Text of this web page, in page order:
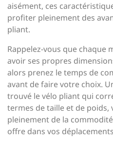
aisément, ces
profiter pleinement des
pliant.
Rappelez-vous que chaque
avoir ses propres
alors prenez le temps de
avant de faire votre choix.
trouvé le vélo pliant qui
termes de taille et de
pleinement de la
offre dans vos